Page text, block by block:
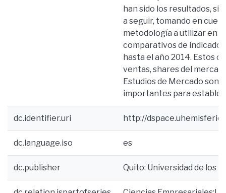
han sido los resultados, si
a seguir, tomando en
metodología a utilizar en
comparativos de
hasta el año 2014. Estos
ventas, shares del
Estudios de Mercado son
importantes para
dc.identifier.uri http://
dc.language.iso es
dc.publisher Quito: Universidad de los